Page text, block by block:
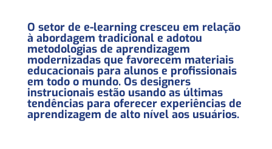
O setor de e-learning cresceu em relação
à abordagem tradicional e adotou
metodologias de aprendizagem
modernizadas que favorecem materiais
educacionais para alunos e profissionais
em todo o mundo. Os designers
instrucionais estão usando as últimas
tendências para oferecer experiências de
aprendizagem de alto nível aos usuários.